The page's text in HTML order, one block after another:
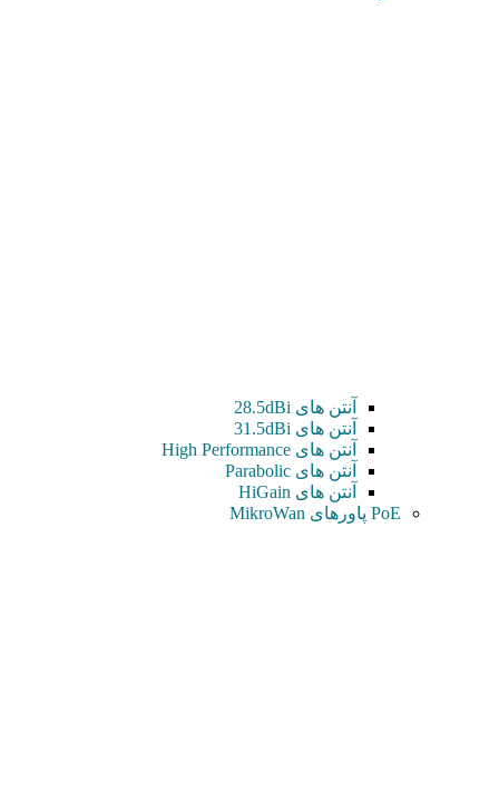
آنتن های 28.5dBi
آنتن های 31.5dBi
آنتن های High Performance
آنتن های Parabolic
آنتن های HiGain
PoE پاورهای MikroWan